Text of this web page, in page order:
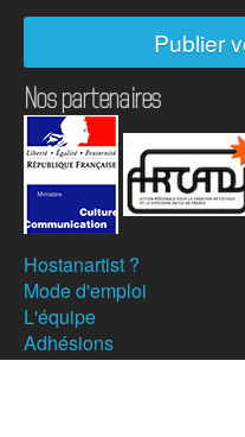
Publier
Nos partenaires
Hostanartist ?
Mode d'emploi
L'équipe
Adhésions
Campagne de don